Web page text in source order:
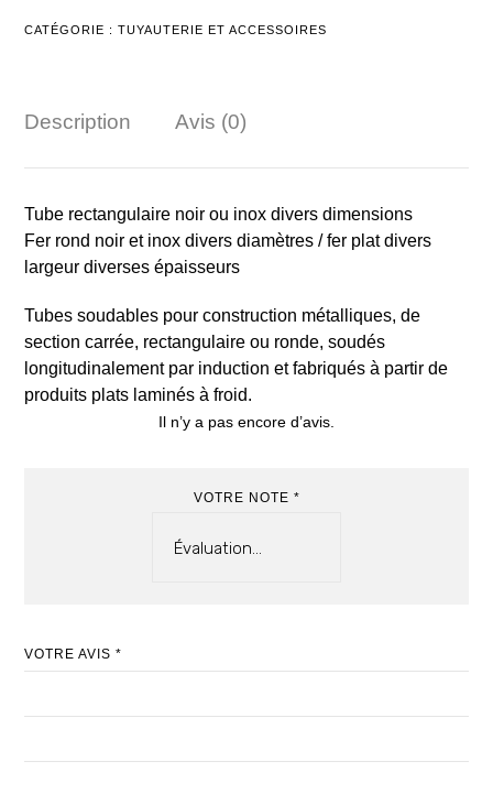
CATÉGORIE :TUYAUTERIE ET ACCESSOIRES
Description Avis (0)
Tube rectangulaire noir ou inox divers dimensions
Fer rond noir et inox divers diamètres / fer plat divers
largeur diverses épaisseurs
Tubes soudables pour construction métalliques, de
section carrée, rectangulaire ou ronde, soudés
longitudinalement par induction et fabriqués à partir de
produits plats laminés à froid.
Il n’y a pas encore d’avis.
VOTRE NOTE *
VOTRE AVIS*